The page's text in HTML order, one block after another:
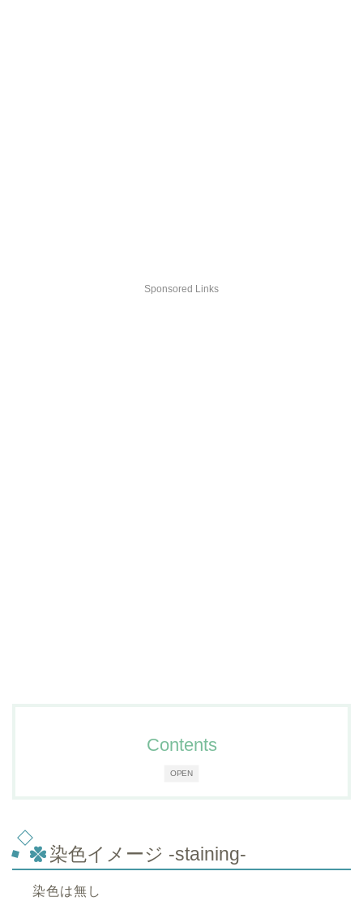
Sponsored Links
OPEN
Contents
染色イメージ -staining-
染色は無し